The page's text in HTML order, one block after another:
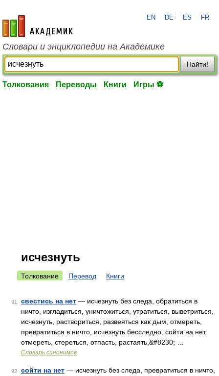
academic.ru
EN DE ES FR
Словари и энциклопедии на Академике
Найти!
Толкования Переводы Книги Игры ⚽
исчезнуть
Толкование Перевод Книги
91 свестись на нет — исчезнуть без следа, обратиться в
ничто, изгладиться, уничтожиться, утратиться, выветриться,
исчезнуть, раствориться, развеяться как дым, отмереть,
превратиться в ничто, исчезнуть бесследно, сойти на нет,
отмереть, стереться, отпасть, растаять,&#8230; …
Словарь синонимов
92 сойти на нет — исчезнуть без следа, превратиться в ничто,